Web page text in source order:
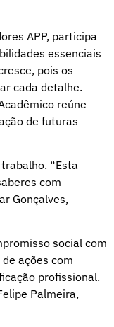
APP, participa
essenciais
pois os
cada detalhe.
reúne
de futuras
“Esta
com
Gonçalves,
social com
ações com
profissional.
Palmeira,